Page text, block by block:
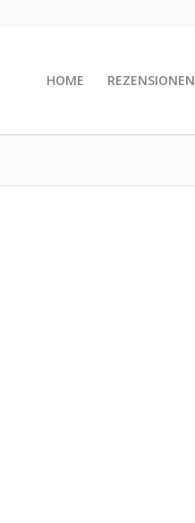
HOME REZENSIONEN